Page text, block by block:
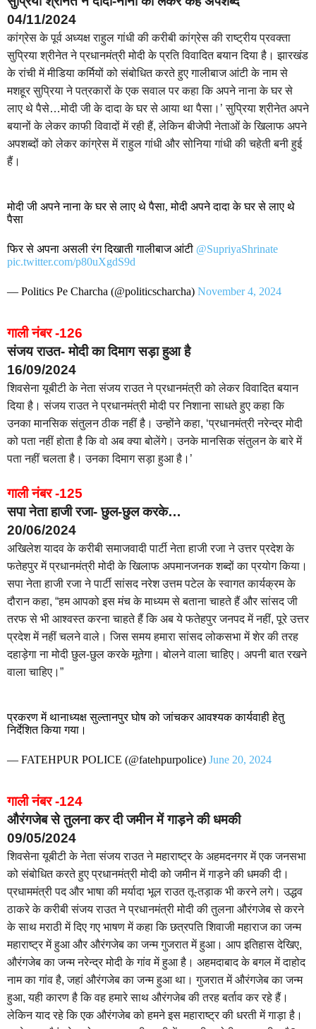
04/11/2024
कांग्रेस के पूर्व अध्यक्ष राहुल गांधी की करीबी कांग्रेस की राष्ट्रीय प्रवक्ता
सुप्रिया श्रीनेत ने प्रधानमंत्री मोदी के प्रति विवादित बयान दिया है। झारखंड
के रांची में मीडिया कर्मियों को संबोधित करते हुए गालीबाज आंटी के नाम से
मशहूर सुप्रिया ने पत्रकारों के एक सवाल पर कहा कि अपने नाना के घर से
लाए थे पैसे…मोदी जी के दादा के घर से आया था पैसा।’ सुप्रिया श्रीनेत अपने
बयानों के लेकर काफी विवादों में रही हैं, लेकिन बीजेपी नेताओं के खिलाफ अपने
अपशब्दों को लेकर कांग्रेस में राहुल गांधी और सोनिया गांधी की चहेती बनी हुई
हैं।
मोदी जी अपने नाना के घर से लाए थे पैसा, मोदी अपने दादा के घर से लाए थे
पैसा
फिर से अपना असली रंग दिखाती गालीबाज आंटी @SupriyaShrinate
pic.twitter.com/p80uXgdS9d
— Politics Pe Charcha (@politicscharcha) November 4, 2024
गाली नंबर -126
संजय राउत- मोदी का दिमाग सड़ा हुआ है
16/09/2024
शिवसेना यूबीटी के नेता संजय राउत ने प्रधानमंत्री को लेकर विवादित बयान
दिया है। संजय राउत ने प्रधानमंत्री मोदी पर निशाना साधते हुए कहा कि
उनका मानसिक संतुलन ठीक नहीं है। उन्होंने कहा, ‘प्रधानमंत्री नरेन्द्र मोदी
को पता नहीं होता है कि वो अब क्या बोलेंगे। उनके मानसिक संतुलन के बारे में
पता नहीं चलता है। उनका दिमाग सड़ा हुआ है।’
गाली नंबर -125
सपा नेता हाजी रजा- छुल-छुल करके…
20/06/2024
अखिलेश यादव के करीबी समाजवादी पार्टी नेता हाजी रजा ने उत्तर प्रदेश के
फतेहपुर में प्रधानमंत्री मोदी के खिलाफ अपमानजनक शब्दों का प्रयोग किया।
सपा नेता हाजी रजा ने पार्टी सांसद नरेश उत्तम पटेल के स्वागत कार्यक्रम के
दौरान कहा, “हम आपको इस मंच के माध्यम से बताना चाहते हैं और सांसद जी
तरफ से भी आश्वस्त करना चाहते हैं कि अब ये फतेहपुर जनपद में नहीं, पूरे उत्तर
प्रदेश में नहीं चलने वाले। जिस समय हमारा सांसद लोकसभा में शेर की तरह
दहाड़ेगा ना मोदी छुल-छुल करके मूतेगा। बोलने वाला चाहिए। अपनी बात रखने
वाला चाहिए।”
प्रकरण में थानाध्यक्ष सुल्तानपुर घोष को जांचकर आवश्यक कार्यवाही हेतु
निर्देशित किया गया।
— FATEHPUR POLICE (@fatehpurpolice) June 20, 2024
गाली नंबर -124
औरंगजेब से तुलना कर दी जमीन में गाड़ने की धमकी
09/05/2024
शिवसेना यूबीटी के नेता संजय राउत ने महाराष्ट्र के अहमदनगर में एक जनसभा
को संबोधित करते हुए प्रधानमंत्री मोदी को जमीन में गाड़ने की धमकी दी।
प्रधाममंत्री पद और भाषा की मर्यादा भूल राउत तू-तड़ाक भी करने लगे। उद्धव
ठाकरे के करीबी संजय राउत ने प्रधानमंत्री मोदी की तुलना औरंगजेब से करने
के साथ मराठी में दिए गए भाषण में कहा कि छत्रपति शिवाजी महाराज का जन्म
महाराष्ट्र में हुआ और औरंगजेब का जन्म गुजरात में हुआ। आप इतिहास देखिए,
औरंगजेब का जन्म नरेन्द्र मोदी के गांव में हुआ है। अहमदाबाद के बगल में दाहोद
नाम का गांव है, जहां औरंगजेब का जन्म हुआ था। गुजरात में औरंगजेब का जन्म
हुआ, यही कारण है कि वह हमारे साथ औरंगजेब की तरह बर्ताव कर रहे हैं।
लेकिन याद रहे कि एक औरंगजेब को हमने इस महाराष्ट्र की धरती में गाड़ा है।